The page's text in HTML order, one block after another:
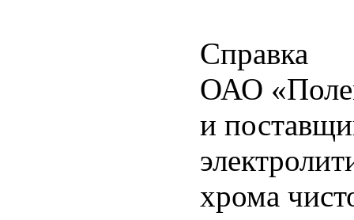
Справка
ОАО
и
хрома